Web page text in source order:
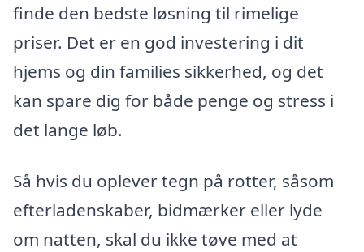
finde den bedste løsning til rimelige
priser. Det er en god investering i dit
hjems og din families sikkerhed, og det
kan spare dig for både penge og stress i
det lange løb.
Så hvis du oplever tegn på rotter, såsom
efterladenskaber, bidmærker eller lyde
om natten, skal du ikke tøve med at